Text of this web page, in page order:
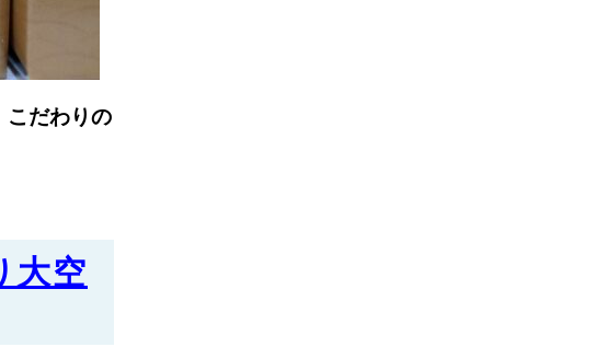
こだわりの
大空